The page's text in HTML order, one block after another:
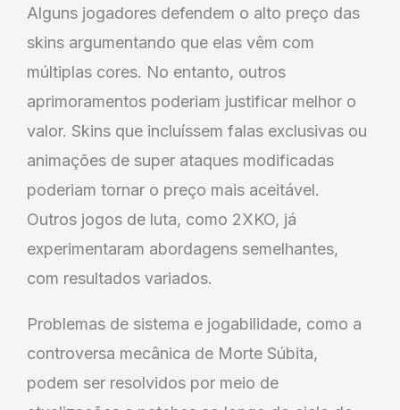
Alguns jogadores defendem o alto preço das
skins argumentando que elas vêm com
múltiplas cores. No entanto, outros
aprimoramentos poderiam justificar melhor o
valor. Skins que incluíssem falas exclusivas ou
animações de super ataques modificadas
poderiam tornar o preço mais aceitável.
Outros jogos de luta, como 2XKO, já
experimentaram abordagens semelhantes,
com resultados variados.
Problemas de sistema e jogabilidade, como a
controversa mecânica de Morte Súbita,
podem ser resolvidos por meio de